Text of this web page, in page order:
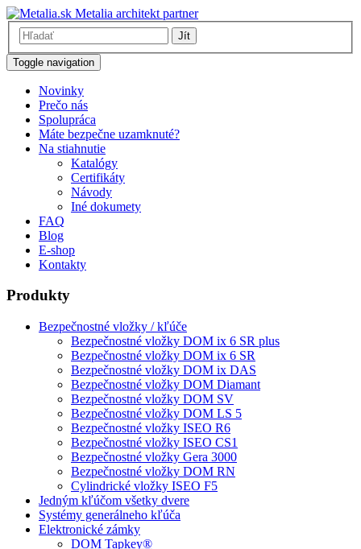
Metalia architekt partner
Jít
Toggle navigation
Novinky
Prečo nás
Spolupráca
Máte bezpečne uzamknuté?
Na stiahnutie
Katalógy
Certifikáty
Návody
Iné dokumety
FAQ
Blog
E-shop
Kontakty
Produkty
Bezpečnostné vložky / kľúče
Bezpečnostné vložky DOM ix 6 SR plus
Bezpečnostné vložky DOM ix 6 SR
Bezpečnostné vložky DOM ix DAS
Bezpečnostné vložky DOM Diamant
Bezpečnostné vložky DOM SV
Bezpečnostné vložky DOM LS 5
Bezpečnostné vložky ISEO R6
Bezpečnostné vložky ISEO CS1
Bezpečnostné vložky Gera 3000
Bezpečnostné vložky DOM RN
Cylindrické vložky ISEO F5
Jedným kľúčom všetky dvere
Systémy generálneho kľúča
Elektronické zámky
DOM Tapkey®